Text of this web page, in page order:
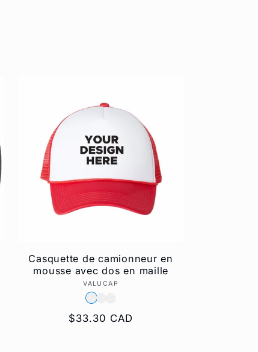
Casquette de camionneur en
mousse avec dos en maille
Fournisseur :
VALUCAP
Prix
$33.30 CAD